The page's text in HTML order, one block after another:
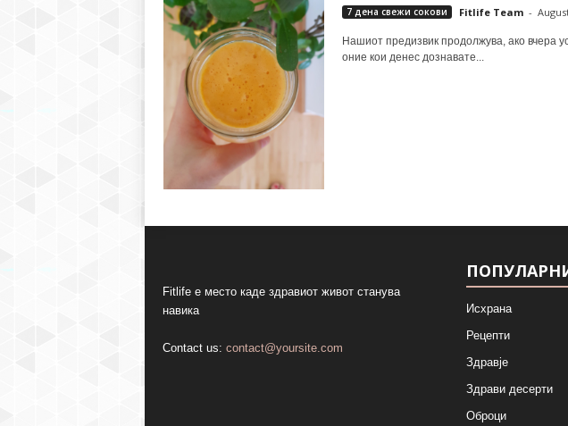
7 дена свежи сокови Fitlife Team -
Нашиот предизвик продолжува, ако вчера
оние кои денес дознавате...
Fitlife е место каде здравиот живот станува
навика
Contact us: contact@yoursite.com
Исхрана
Рецепти
Здравје
Здрави десерти
Оброци